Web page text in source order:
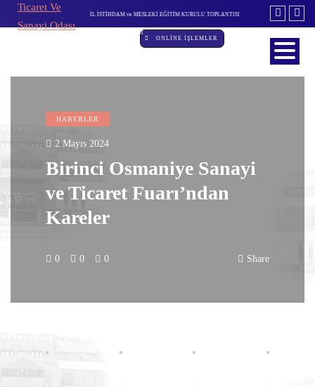
EĞİTİM KURULU TOPLANTISI DEVLET DESTEKLİ ALACAK SİGORTASI'NDA DEĞİŞİKLİK
ONLİNE İŞLEMLER
HABERLER
2 Mayıs 2024
Birinci Osmaniye Sanayi
ve Ticaret Fuarı’ndan
Kareler
0 0 0 Share